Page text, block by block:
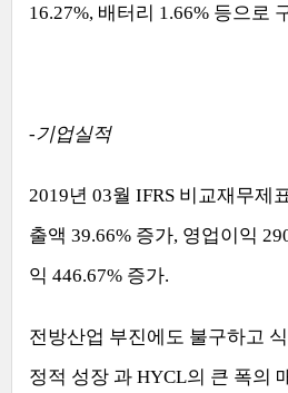
16.27%, 배터리 1.66% 등으로
-기업실적
2019년 03월 IFRS 비교재무제
출액 39.66% 증가, 영업이익
익 446.67% 증가.
전방산업 부진에도 불구하고
정적 성장 과 HYCL의 큰 폭의